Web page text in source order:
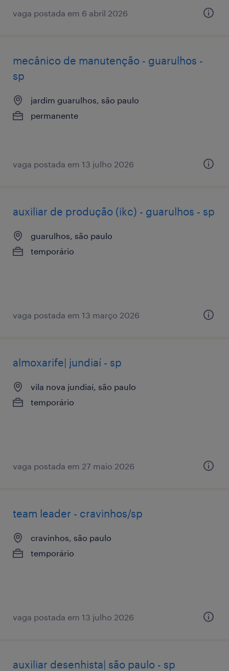
vaga postada em 6 abril 2026
mecânico de manutenção - guarulhos -
sp
jardim guarulhos, são paulo
permanente
vaga postada em 13 julho 2026
auxiliar de produção (ikc) - guarulhos - sp
guarulhos, são paulo
temporário
vaga postada em 13 março 2026
almoxarife| jundiaí - sp
vila nova jundiaí, são paulo
temporário
vaga postada em 27 maio 2026
team leader - cravinhos/sp
cravinhos, são paulo
temporário
vaga postada em 13 julho 2026
auxiliar desenhista| são paulo - sp